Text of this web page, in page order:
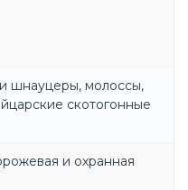
шнауцеры, молоссы,
скотогонные
и охранная